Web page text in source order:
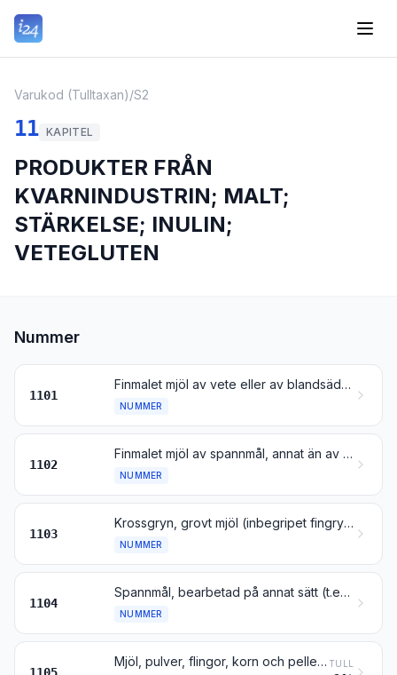
Varukod (Tulltaxan)/S2
11 KAPITEL
PRODUKTER FRÅN
KVARNINDUSTRIN; MALT;
STÄRKELSE; INULIN;
VETEGLUTEN
Nummer
1101
Finmalet mjöl av vete eller av blandsäd av vete och råg
NUMMER
1102
Finmalet mjöl av spannmål, annat än av vete eller av blandsäd av vete och råg
NUMMER
1103
Krossgryn, grovt mjöl (inbegripet fingryn) och pelletar av spannmål
NUMMER
1104
Spannmål, bearbetad på annat sätt (t.ex. skalad, valsad, bearbetad till flingor eller pärlgryn, klippt eller gröpad), med undantag av ris enligt nr 1006; groddar av spannmål, hela, valsade, bearbetade till flingor eller malda
NUMMER
Mjöl, pulver, flingor, korn och pelletar av potatis TULL